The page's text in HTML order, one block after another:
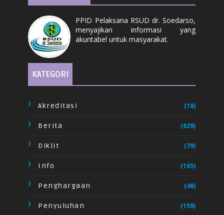
PPID Pelaksana RSUD dr. Soedarso,
menyajikan informasi yang
akuntabel untuk masyarakat.
KATEGORI
Akreditasi (18)
Berita (629)
Diklit (79)
Info (165)
Penghargaan (48)
Penyuluhan (159)